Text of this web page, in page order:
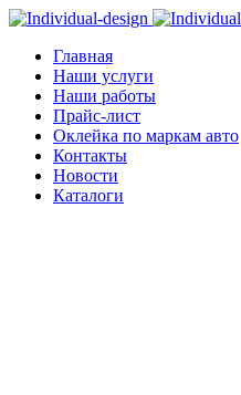
Главная
Наши услуги
Наши работы
Прайс-лист
Оклейка по маркам авто
Контакты
Новости
Каталоги